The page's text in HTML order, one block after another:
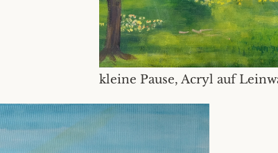
kleine Pause, Acryl auf